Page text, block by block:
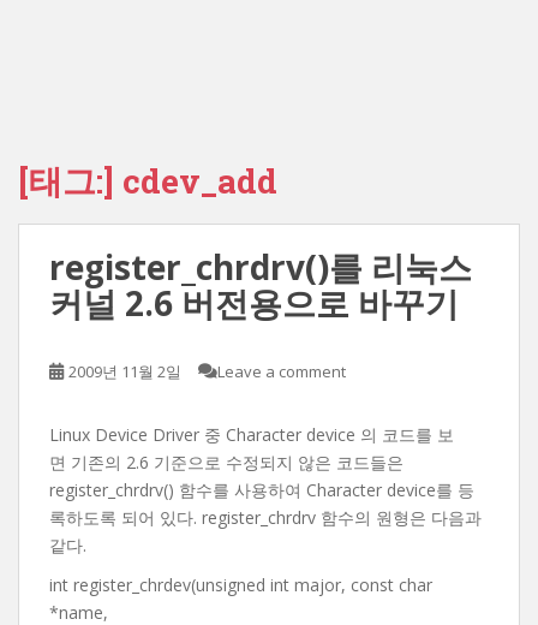
[태그:] cdev_add
register_chrdrv()를 리눅스
커널 2.6 버전용으로 바꾸기
2009년 11월 2일 Leave a comment
Linux Device Driver 중 Character device 의 코드를 보
면 기존의 2.6 기준으로 수정되지 않은 코드들은
register_chrdrv() 함수를 사용하여 Character device를 등
록하도록 되어 있다. register_chrdrv 함수의 원형은 다음과
같다.
int register_chrdev(unsigned int major, const char
*name,